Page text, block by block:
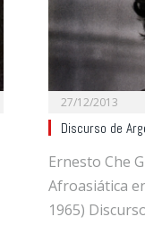
27/12/2013
Discurso de
Ernesto Che
Afroasiática
1965)